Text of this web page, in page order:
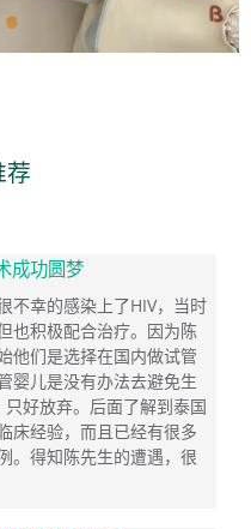
荐
成功圆梦
不幸的感染上了HIV，当时
也积极配合治疗。因为陈
他们是选择在国内做试管
婴儿是没有办法去避免生
好放弃。后面了解到泰国
床经验，而且已经有很多
。得知陈先生的遭遇，很